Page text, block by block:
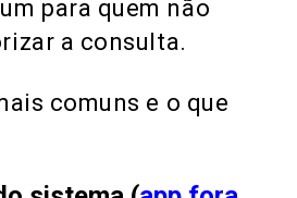
para quem não
a consulta.
comuns e o que